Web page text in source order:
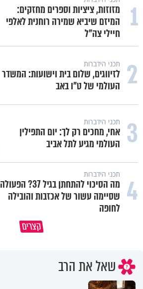
1
מזוזות, ציציות וספרים מחזקים:
המיזם שיביא שמירה רוחנית לאלפי
חיילי צה"ל
2 תכני הידברות
לזיווגים, שלום בית וישועות: המשדר
העולמי של ט"ו באב
3 תכני הידברות
אחי, מחכים רק לך: יום התפילין
העולמי מגיע לתל אביב
4 תכני הידברות
מה הסיכוי להתחתן בגיל 37? הפעולה
שסיימה עשור של אכזבות והובילה
לחופה
קצריםלמה בעלי מאשים אותי כל הזמן?
שאל את הרב